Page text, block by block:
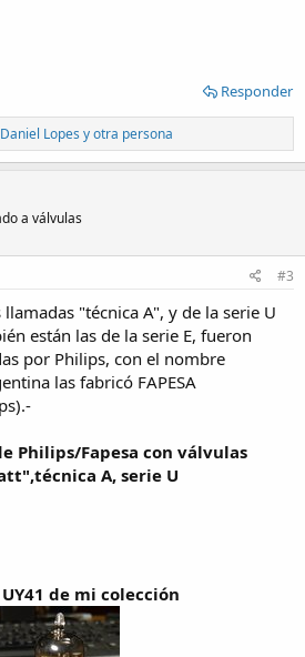
Responder
Daniel Lopes y otra persona
a válvulas
#3
llamadas "técnica A", y de la serie U
están las de la serie E, fueron
por Philips, con el nombre
las fabricó FAPESA
Philips/Fapesa con válvulas
A, serie U
de mi colección